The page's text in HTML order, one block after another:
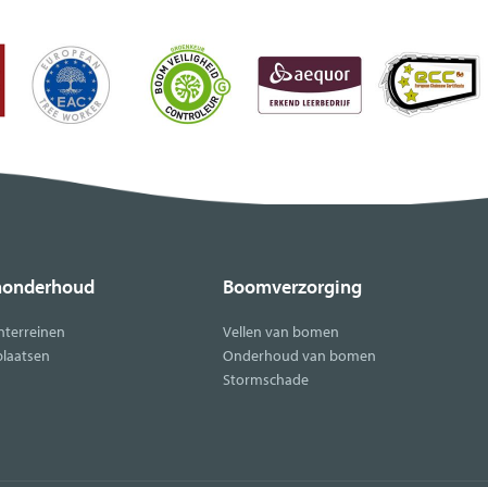
Boomverzorging
Vellen van bomen
Onderhoud van bomen
Stormschade